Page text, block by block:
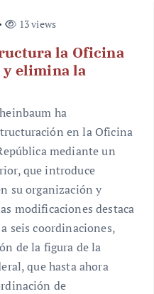
13 views
la Oficina
y elimina la
ha
en la Oficina
mediante un
que introduce
su organización y
modificaciones destaca
seis coordinaciones,
de la figura de la
que hasta ahora
de